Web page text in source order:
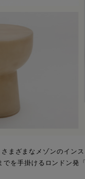
まざまなメゾンのイン
を手掛けるロンドン発